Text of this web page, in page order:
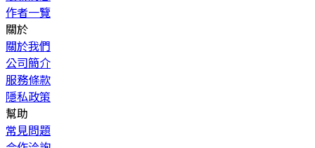
作者一覽
關於
關於我們
公司簡介
服務條款
隱私政策
幫助
常見問題